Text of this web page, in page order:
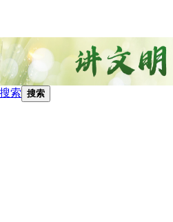
搜索 搜索